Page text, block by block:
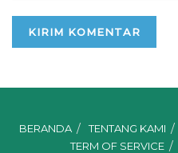
BERANDA TENTANG KAMI
TERM OF SERVICE